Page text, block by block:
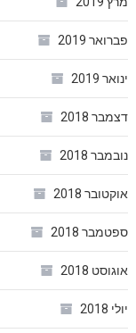
פברואר 2019
ינואר 2019
דצמבר 2018
נובמבר 2018
אוקטובר 2018
ספטמבר 2018
אוגוסט 2018
יולי 2018